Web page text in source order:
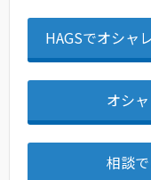
HAGSでオシャ
オシ
相談